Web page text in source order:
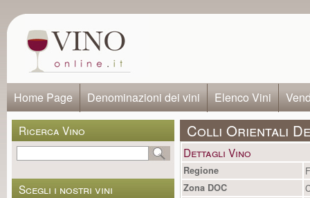
Home Page Denominazioni dei vini Elenco Vini
Ricerca Vino
Scegli i nostri vini
Colli Orientali
Dettagli Vino
Regione
Zona DOC